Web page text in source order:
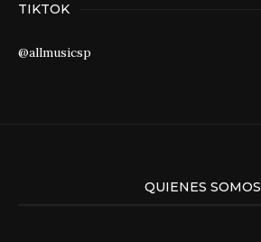
TIKTOK
@allmusicsp
QUIENES SOMOS